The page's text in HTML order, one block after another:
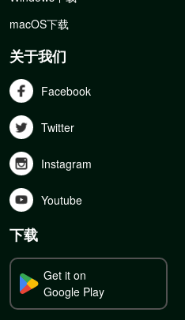
macOS下载
关于我们
Facebook
Twitter
Instagram
Youtube
下载
Get it on
Google Play